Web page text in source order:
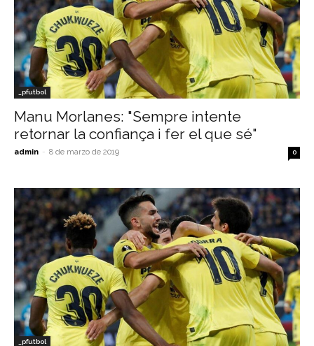
_pfutbol
Manu Morlanes: "Sempre intente
retornar la confiança i fer el que sé"
admin - 8 de marzo de 2019 0
_pfutbol